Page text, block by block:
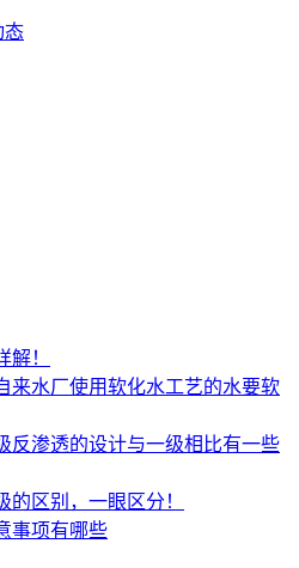
态
！
来水厂使用软化水工艺的水要软
反渗透的设计与一级相比有一些
区别，一眼区分！
事项有哪些